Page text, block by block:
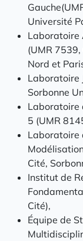
Université
Laboratoire
(UMR
Nord et
Laboratoire
Sorbonne
Laboratoire
5 (UMR
Laboratoire
Cité,
Institut de
Cité),
Équipe de